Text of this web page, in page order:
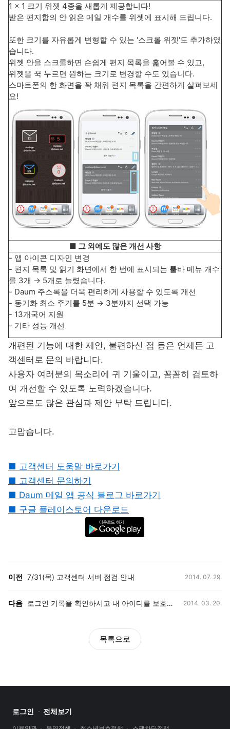
1 x 1 크기 위젯 4종을 새롭게 제공합니다!
받은 편지함의 안 읽은 메일 개수를 위젯에 표시해 드립니다.
또한 크기를 자유롭게 변형할 수 있는 '스크롤 위젯'도 추가하였
습니다.
위젯 안을 스크롤하면 손쉽게 편지 목록을 훑어볼 수 있고,
위젯을 꾹 누르면 원하는 크기로 변경할 수도 있습니다.
스마트폰의 한 화면을 꽉 채워 편지 목록을 간편하게 살펴보세
요!
■ 그 외에도 많은 개선 사항
- 앱 아이콘 디자인 변경
- 편지 목록 및 읽기 화면에서 한 번에 표시되는 툴바 메뉴 개수
를 3개 → 5개로 늘렸습니다.
- Daum 주소록을 더욱 편리하게 사용할 수 있도록 개선
- 동기화 최소 주기를 5분 → 3분까지 선택 가능
- 13개국어 지원
- 기타 성능 개선
개편된 기능에 대한 제안, 불편하신 점 등은 언제든 고
객센터로 문의 바랍니다.
사용자 여러분의 목소리에 귀 기울이고, 꼼꼼히 검토하
여 개선할 수 있도록 노력하겠습니다.
앞으로도 많은 관심과 제안 부탁 드립니다.
고맙습니다.
■ 고객센터 도움말 바로가기
■ 고객센터 문의하기
■ Daum 메일 앱 공식 블로그 바로가기
■ 구글 플레이스토어 다운로드
이전 7/31(목) 고객센터 서버 점검 안내 2014. 07. 29.
다음 로그인 기록을 확인하시고 내 아이디를 보호하세요. 2014. 03. 20.
목록으로
로그인 전체보기